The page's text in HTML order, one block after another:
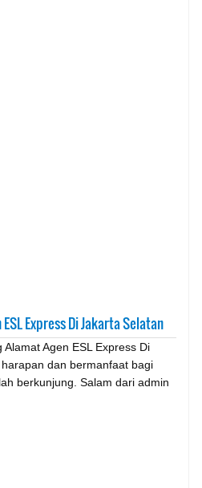
Express Di Jakarta Selatan
Agen ESL Express Di
dan bermanfaat bagi
berkunjung. Salam dari admin